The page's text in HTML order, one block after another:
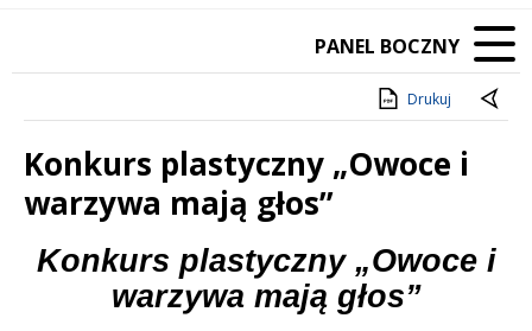
PANEL BOCZNY
Drukuj
Konkurs plastyczny „Owoce i
warzywa mają głos”
Treść
Konkurs plastyczny „Owoce i
warzywa mają głos”